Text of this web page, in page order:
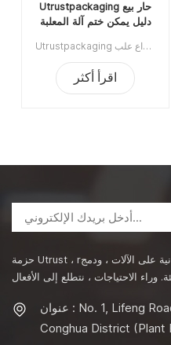
Utrustpackaging حار بيع
دليل يمكن ختم آلة المعلبة
Utrustpackaging دليل البيع الساخن للعلبة ، آلة ختم الطعام المعلب ، مناسبة لإغلاق جميع أنواع علب PET / علب الورق المركبة ، علب الصفيح أو غيرها من الحاويات المستديرة. كفاءة عالية عن طريق النقل الميكانيكي ، الهياكل البسيطة والملائمة للصيانة ، وخفيفة الوزن وسهلة التشغيل.الحد الأدنى للطلب:1قسط:تي / تميناء الشحن:قوانغتشوالمنطقة الأصلية:الصينمهلة:3-5 أيام بعد تلقي الودائع
اقرأ أكثر
حزمة Utrust ، rاعتناق طبيعة الناس ، وإضفاء الروحانية على الآلات ، ودمج
عنوان : No. 1, Lifeng Road, Mingzhu Industrial Park,
Conghua District (Plant